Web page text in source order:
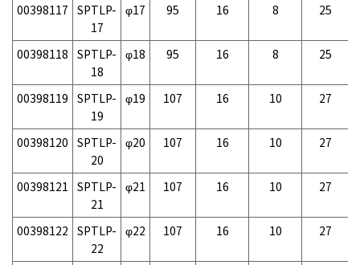
00398117 SPTLP-
17
φ17 95 16 8 25
00398118 SPTLP-
18
φ18 95 16 8 25
00398119 SPTLP-
19
φ19 107 16 10 27
00398120 SPTLP-
20
φ20 107 16 10 27
00398121 SPTLP-
21
φ21 107 16 10 27
00398122 SPTLP-
22
φ22 107 16 10 27